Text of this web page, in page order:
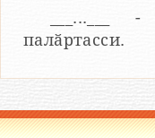
палӑртасси.